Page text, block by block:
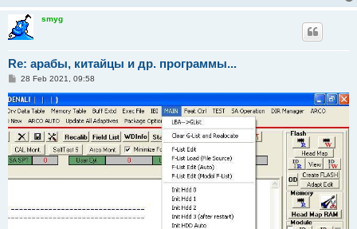
smyg
Re: арабы, китайцы и др. программы...
P
s
t
28 Feb 2021, 09:58